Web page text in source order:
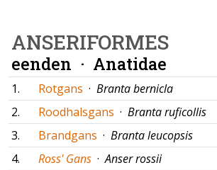
ANSERIFORMES
eenden · Anatidae
1. Rotgans · Branta bernicla
2.
Roodhalsgans · Branta ruficollis
3.
Brandgans · Branta leucopsis
4.
Ross' Gans ·Anser rossii